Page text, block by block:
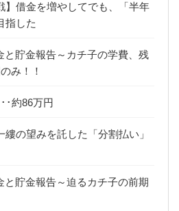
】借金を増やしてでも、「半年
指した
貯金報告～カチ子の学費、残
み！！
･約86万円
縷の望みを託した「分割払い」
貯金報告～迫るカチ子の前期